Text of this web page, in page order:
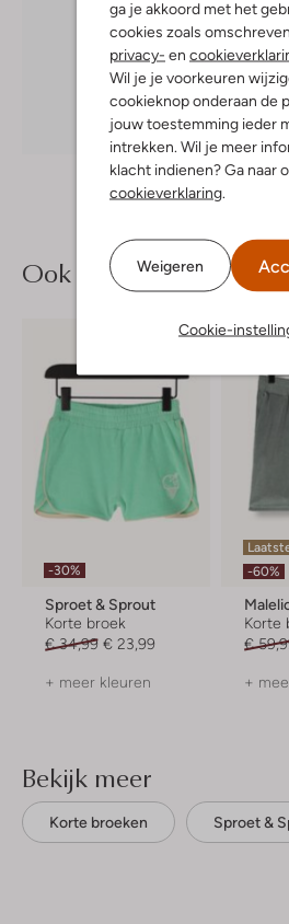
ga je akkoord met het
cookies zoals
privacy- en
Wil je je voorkeuren
cookieknop onderaan de
jouw toestemming ieder
intrekken. Wil je meer
klacht indienen? Ga naar
cookieverklaring.
Weigeren
Cookie-
Ontdek de look
Ook iets voor jou?
-30%
Sproet & Sprout
Korte broek
€ 34,99 € 23,99
+ meer kleuren
-60%
Korte
€
+
Bekijk meer
Korte broeken Sproet &